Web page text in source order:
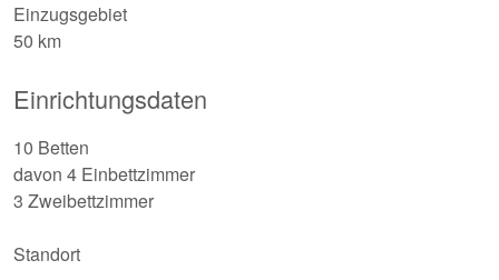
Einzugsgebiet
50 km
Einrichtungsdaten
10 Betten
davon 4 Einbettzimmer
3 Zweibettzimmer
Standort